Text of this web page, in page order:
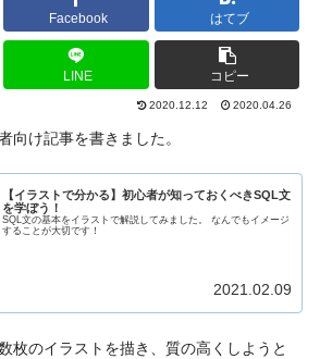
Facebook はてブ
LINE コピー
2020.12.12 2020.04.26
向け記事を書きました。
【イラストで分かる】初心者が知っておくべきSQL文
を学ぼう！
SQL文の基本をイラストで解説してみました。 なんでもイメージ
することが大切です！
2021.02.09
枚のイラストを描き、質の高くしようと